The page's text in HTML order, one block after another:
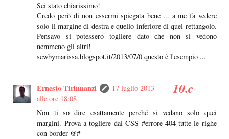
Sei stato chiarissimo!
Credo però di non essermi spiegata bene ... a me fa vedere
solo il margine di destra e quello inferiore di quel rettangolo.
Pensavo si potessero togliere dato che non si vedono
nemmeno gli altri!
sewbymarissa.blogspot.it/2013/07/0 questo è l'esempio ...
Ernesto Tirinnanzi
17 luglio 2013
alle ore 18:08
Non ti so dire esattamente perché si vedano solo quei
margini. Prova a togliere dai CSS #errore-404 tutte le righe
con border @#